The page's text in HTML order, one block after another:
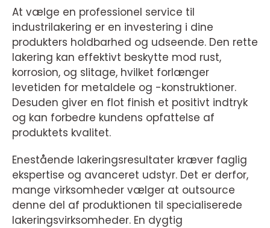
At vælge en professionel service til
industrilakering er en investering i dine
produkters holdbarhed og udseende. Den rette
lakering kan effektivt beskytte mod rust,
korrosion, og slitage, hvilket forlænger
levetiden for metaldele og -konstruktioner.
Desuden giver en flot finish et positivt indtryk
og kan forbedre kundens opfattelse af
produktets kvalitet.
Enestående lakeringsresultater kræver faglig
ekspertise og avanceret udstyr. Det er derfor,
mange virksomheder vælger at outsource
denne del af produktionen til specialiserede
lakeringsvirksomheder. En dygtig